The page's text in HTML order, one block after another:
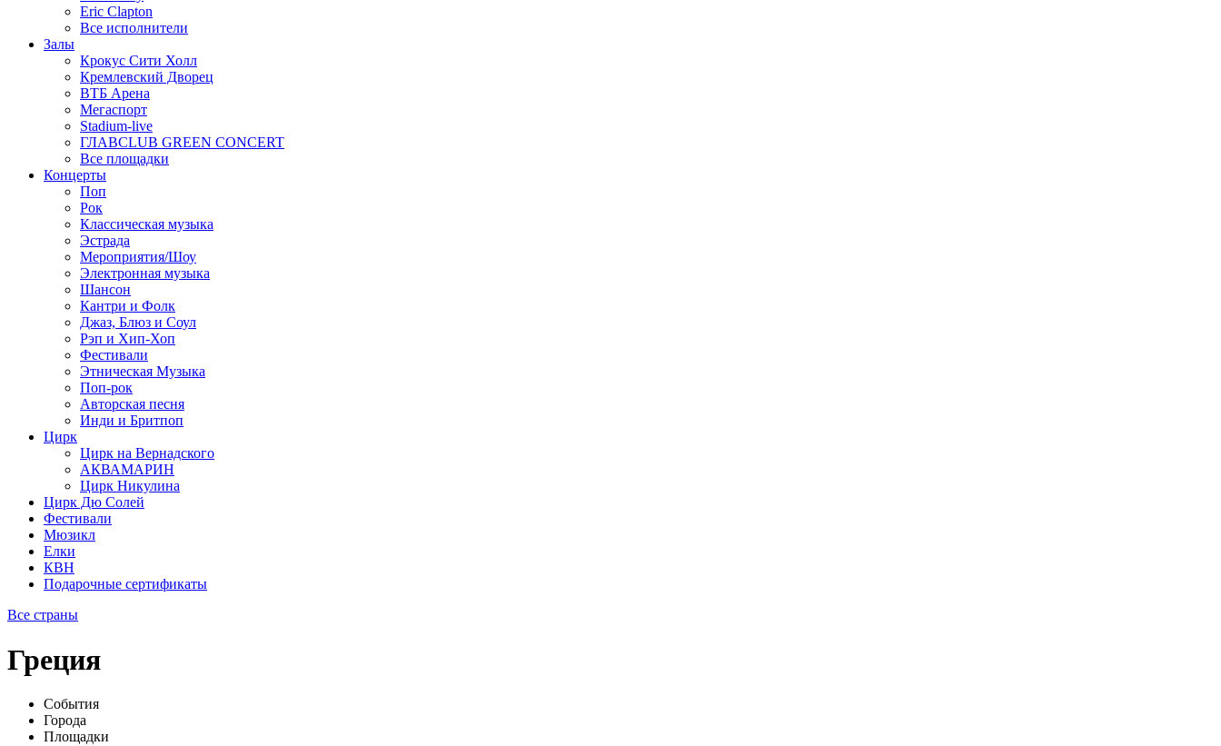
Eric Clapton
Все исполнители
Залы
Крокус Сити Холл
Кремлевский Дворец
ВТБ Арена
Мегаспорт
Stadium-live
ГЛАВCLUB GREEN CONCERT
Все площадки
Концерты
Поп
Рок
Классическая музыка
Эстрада
Мероприятия/Шоу
Электронная музыка
Шансон
Кантри и Фолк
Джаз, Блюз и Соул
Рэп и Хип-Хоп
Фестивали
Этническая Музыка
Поп-рок
Авторская песня
Инди и Бритпоп
Цирк
Цирк на Вернадского
АКВАМАРИН
Цирк Никулина
Цирк Дю Солей
Фестивали
Мюзикл
Елки
КВН
Подарочные сертификаты
Все страны
Греция
События
Города
Площадки